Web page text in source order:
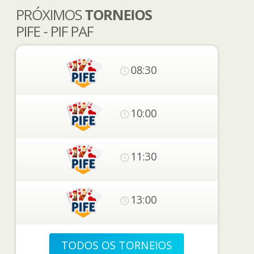
PRÓXIMOSTORNEIOS
PIFE - PIF PAF
08:30
10:00
11:30
13:00
TODOS OS TORNEIOS